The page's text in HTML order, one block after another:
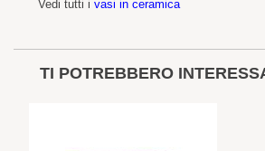
Vedi tutti i vasi in ceramica
TI POTREBBERO